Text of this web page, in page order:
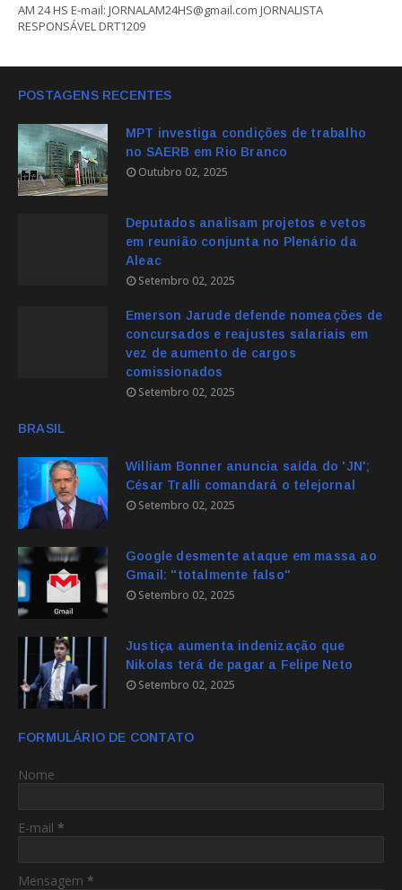
AM 24 HS E-mail: JORNALAM24HS@gmail.com JORNALISTA
RESPONSÁVEL DRT1209
POSTAGENS RECENTES
MPT investiga condições de trabalho
no SAERB em Rio Branco
Outubro 02, 2025
Deputados analisam projetos e vetos
em reunião conjunta no Plenário da
Aleac
Setembro 02, 2025
Emerson Jarude defende nomeações de
concursados e reajustes salariais em
vez de aumento de cargos
comissionados
Setembro 02, 2025
BRASIL
William Bonner anuncia saída do 'JN';
César Tralli comandará o telejornal
Setembro 02, 2025
Google desmente ataque em massa ao
Gmail: "totalmente falso"
Setembro 02, 2025
Justiça aumenta indenização que
Nikolas terá de pagar a Felipe Neto
Setembro 02, 2025
FORMULÁRIO DE CONTATO
Nome
E-mail *
Mensagem *